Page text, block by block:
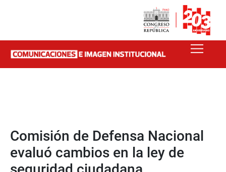
Comisión de Defensa Nacional
evaluó cambios en la ley de